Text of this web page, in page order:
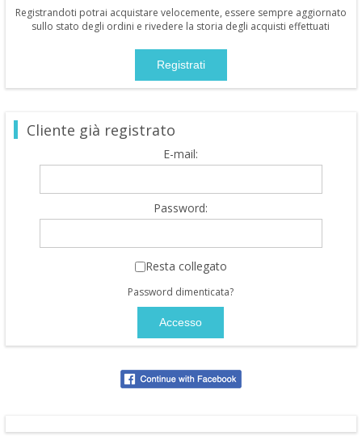
Registrandoti potrai acquistare velocemente, essere sempre aggiornato
sullo stato degli ordini e rivedere la storia degli acquisti effettuati
Cliente già registrato
E-mail:
Password:
Resta collegato
Password dimenticata?